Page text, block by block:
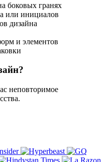
боковых гранях
или инициалов
дизайна
и элементов
неповторимое